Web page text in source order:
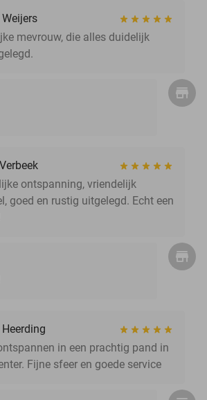
mevrouw, die alles duidelijk
ontspanning, vriendelijk
goed en rustig uitgelegd. Echt een
in een prachtig pand in
Fijne sfeer en goede service